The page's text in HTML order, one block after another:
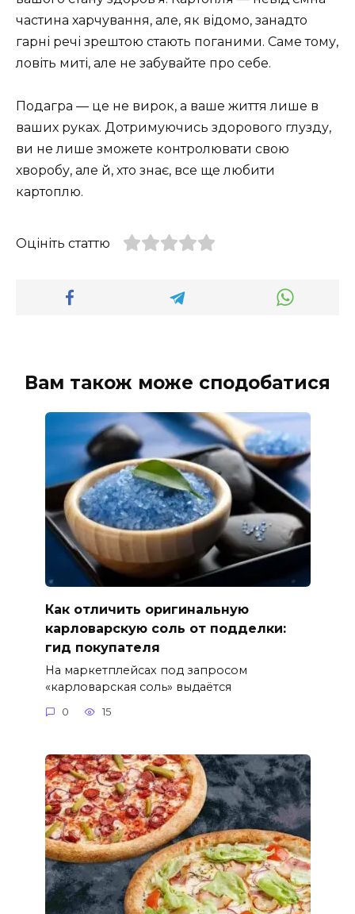
частина харчування, але, як відомо, занадто
гарні речі зрештою стають поганими. Саме тому,
ловіть миті, але не забувайте про себе.
Подагра — це не вирок, а ваше життя лише в
ваших руках. Дотримуючись здорового глузду,
ви не лише зможете контролювати свою
хворобу, але й, хто знає, все ще любити
картоплю.
Оцініть статтю
Вам також може сподобатися
Как отличить оригинальную
карловарскую соль от подделки:
гид покупателя
На маркетплейсах под запросом
«карловарская соль» выдаётся
0 15